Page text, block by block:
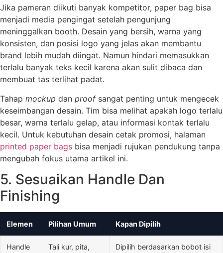
Jika pameran diikuti banyak kompetitor, paper bag bisa
menjadi media pengingat setelah pengunjung
meninggalkan booth. Desain yang bersih, warna yang
konsisten, dan posisi logo yang jelas akan membantu
brand lebih mudah diingat. Namun hindari memasukkan
terlalu banyak teks kecil karena akan sulit dibaca dan
membuat tas terlihat padat.
Tahap mockup dan proofsangat penting untuk mengecek
keseimbangan desain. Tim bisa melihat apakah logo terlalu
besar, warna terlalu gelap, atau informasi kontak terlalu
kecil. Untuk kebutuhan desain cetak promosi, halaman
printed paper bags bisa menjadi rujukan pendukung tanpa
mengubah fokus utama artikel ini.
5. Sesuaikan Handle Dan
Finishing
Elemen Pilihan Umum Kapan Dipilih
Handle
Tali kur, pita,
Dipilih berdasarkan bobot isi